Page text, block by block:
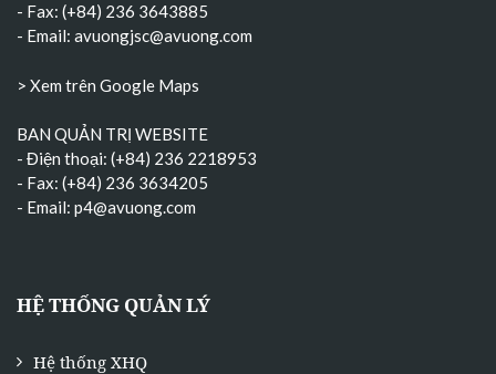
- Fax: (+84) 236 3643885
- Email: avuongjsc@avuong.com
> Xem trên Google Maps
BAN QUẢN TRỊ WEBSITE
- Điện thoại: (+84) 236 2218953
- Fax: (+84) 236 3634205
- Email: p4@avuong.com
HỆ THỐNG QUẢN LÝ
Hệ thống XHQ